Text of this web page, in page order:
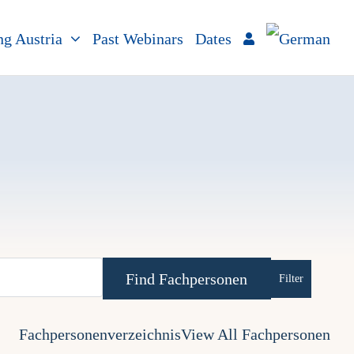
Austria Past Webinars Dates
FachpersonenverzeichnisView All Fachpersonen